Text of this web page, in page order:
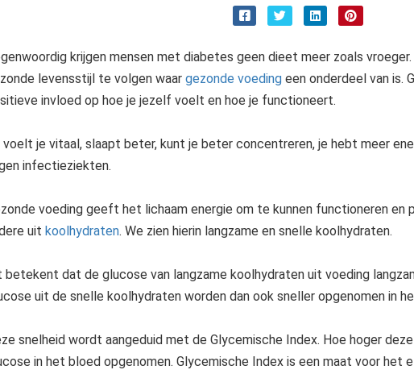
krijgen mensen met diabetes geen dieet meer zoals
levensstijl te volgen waar gezonde voedingeen onderdeel van is.
invloed op hoe je jezelf voelt en hoe je functioneert.
voelt je vitaal, slaapt beter, kunt je beter concentreren, je hebt meer
infectieziekten.
voeding geeft het lichaam energie om te kunnen functioneren en
uit koolhydraten. We zien hierin langzame en snelle koolhydraten.
betekent dat de glucose van langzame koolhydraten uit voeding
uit de snelle koolhydraten worden dan ook sneller opgenomen in
snelheid wordt aangeduid met de Glycemische Index. Hoe hoger
in het bloed opgenomen. Glycemische Index is een maat voor het